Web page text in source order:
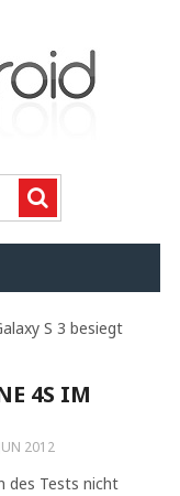
S 3 besiegt
4S IM
2012
des Tests nicht